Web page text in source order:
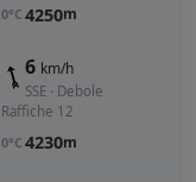
0°C 4250m
6 km/h
SSE · Debole
Raffiche 12
0°C 4230m